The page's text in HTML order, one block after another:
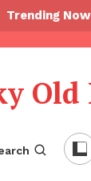
Trending Now
Old